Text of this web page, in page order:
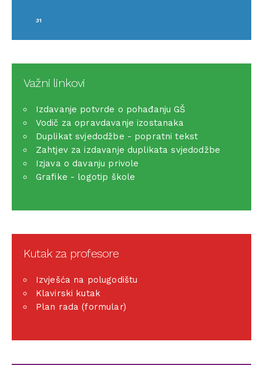
31
Važni linkovi
Izdavanje potvrde o pohađanju GŠ
Vodič za opravdavanje izostanaka
Duplikat svjedodžbe - popratni tekst
Zahtjev za izdavanje duplikata svjedodžbe
Izjava o davanju privole
Grafike - logotip škole
Kutak za profesore
Izvješća na polugodištu
Klavirski kutak
Plan rada (formular)